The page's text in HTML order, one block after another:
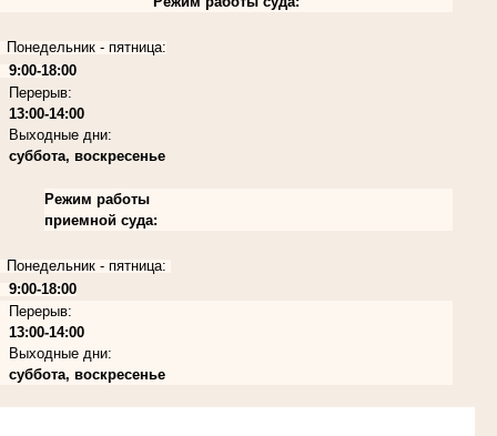
Понедельник - пятница:
9:00-18:00
Перерыв:
13:00-14:00
Выходные дни:
суббота, воскресенье
Режим работы
приемной суда:
Понедельник - пятница:
9:00-18:00
Перерыв:
13:00-14:00
Выходные дни:
суббота, воскресенье